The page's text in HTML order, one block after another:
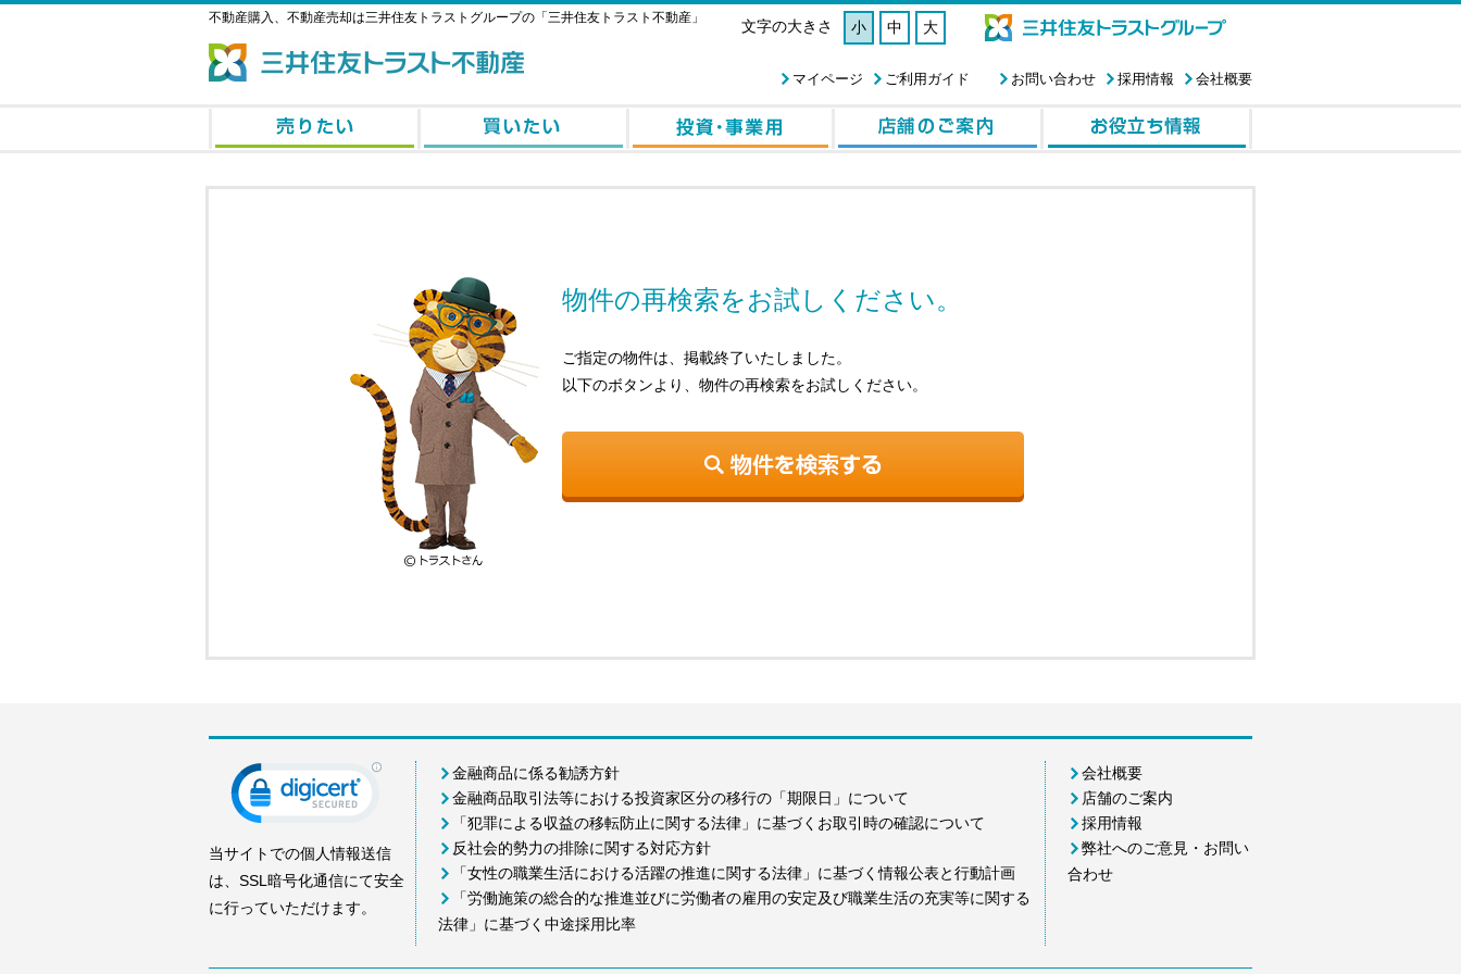
不動産購入、不動産売却は三井住友トラストグループの「三井住友トラスト不動産」 文字の大きさ 小 中 大
会社概要
採用情報
お問い合わせ
ご利用ガイド
マイページ
物件の再検索をお試しください。
ご指定の物件は、掲載終了いたしました。
以下のボタンより、物件の再検索をお試しください。
当サイトでの個人情報送信
は、SSL暗号化通信にて安全
に行っていただけます。
金融商品に係る勧誘方針
金融商品取引法等における投資家区分の移行の「期限日」について
「犯罪による収益の移転防止に関する法律」に基づくお取引時の確認について
反社会的勢力の排除に関する対応方針
「女性の職業生活における活躍の推進に関する法律」に基づく情報公表と行動計画
「労働施策の総合的な推進並びに労働者の雇用の安定及び職業生活の充実等に関する
法律」に基づく中途採用比率
会社概要
店舗のご案内
採用情報
弊社へのご意見・お問い
合わせ